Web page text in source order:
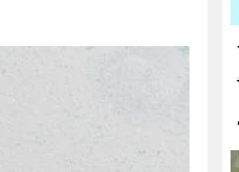
দুইজনকে গ্রেফতার করেছে